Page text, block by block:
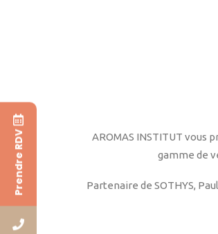
AROMAS INSTITUT vous
gamme de
Partenaire de SOTHYS,
Prendre RDV